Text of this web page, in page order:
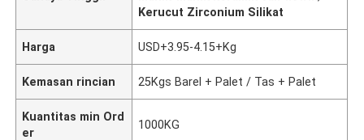
Kerucut Zirconium Silikat
Harga USD+3.95-4.15+Kg
Kemasan rincian 25Kgs Barel + Palet / Tas + Palet
Kuantitas min Ord
er
1000KG